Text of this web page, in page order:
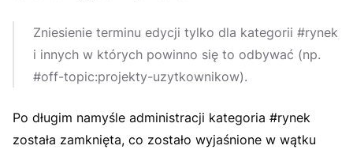
Zniesienie terminu edycji tylko dla kategorii #rynek
i innych w których powinno się to odbywać (np.
#off-topic:projekty-uzytkownikow).
Po długim namyśle administracji kategoria #rynek
została zamknięta, co zostało wyjaśnione w wątku